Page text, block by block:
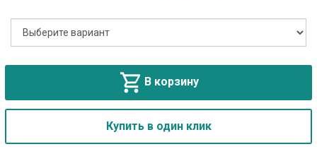
В корзину
Купить в один клик